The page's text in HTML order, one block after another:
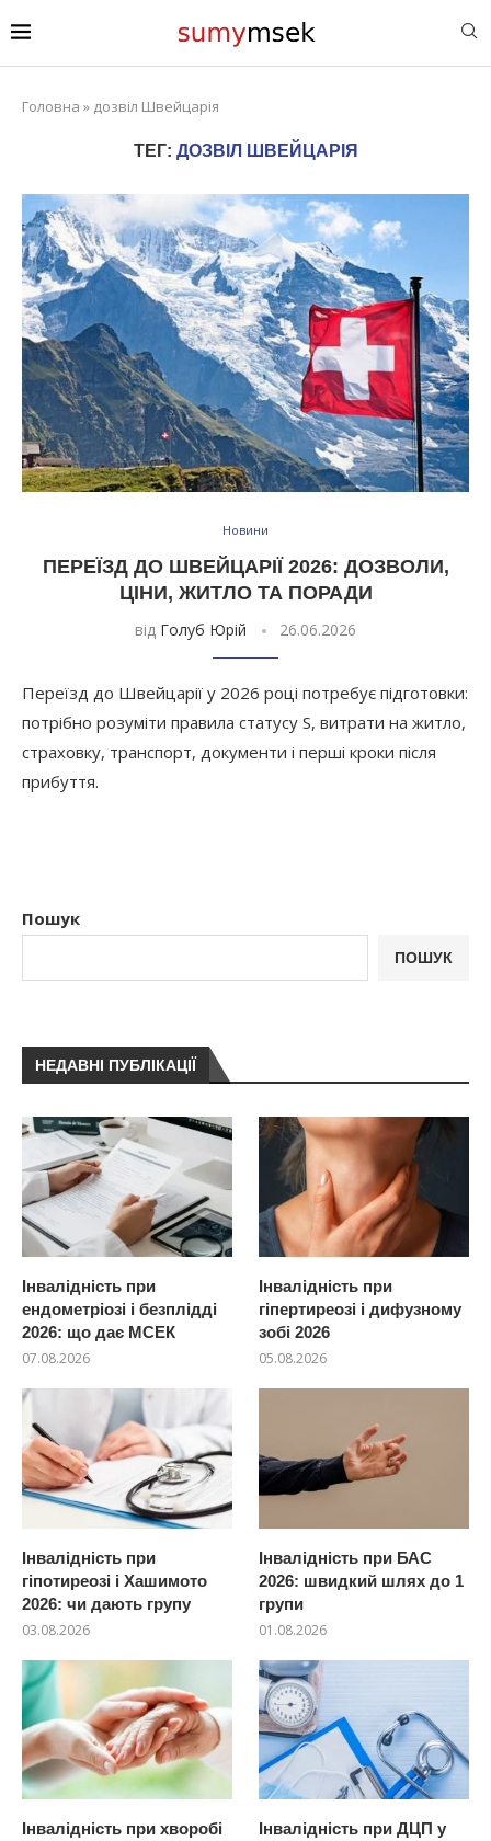
Головна » дозвіл Швейцарія
ТЕГ: ДОЗВІЛ ШВЕЙЦАРІЯ
Новини
ПЕРЕЇЗД ДО ШВЕЙЦАРІЇ 2026: ДОЗВОЛИ,
ЦІНИ, ЖИТЛО ТА ПОРАДИ
від Голуб Юрій 26.06.2026
Переїзд до Швейцарії у 2026 році потребує підготовки:
потрібно розуміти правила статусу S, витрати на житло,
страховку, транспорт, документи і перші кроки після
прибуття.
Пошук
ПОШУК
НЕДАВНІ ПУБЛІКАЦІЇ
Інвалідність при
ендометріозі і безплідді
2026: що дає МСЕК
07.08.2026
Інвалідність при
гіпертиреозі і дифузному
зобі 2026
05.08.2026
Інвалідність при
гіпотиреозі і Хашимото
2026: чи дають групу
03.08.2026
Інвалідність при БАС
2026: швидкий шлях до 1
групи
01.08.2026
Інвалідність при хворобі
Інвалідність при ДЦП у